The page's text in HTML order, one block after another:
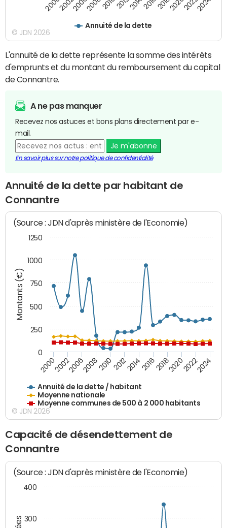
Annuité de la dette
2000200220062008 202020222024
© JDN 2026
L'annuité de la dette représente la somme des intérêts
d'emprunts et du montant du remboursement du capital
de Connantre.
A ne pas manquer
Recevez nos astuces et bons plans directement par e-
mail.
Je m'abonne
En savoir plus sur notre politique de confidentialité
Annuité de la dette par habitant de
Connantre
Montants (€)
(Source : JDN d'après ministère de l'Economie)
Annuité de la dette / habitant
Moyenne nationale
Moyenne communes de 500 à 2 000 habitants
200020022006200820102012201420162018202020222024
0
250
500
750
1000
1250
© JDN 2026
Capacité de désendettement de
Connantre
(Source : JDN d'après ministère de l'Economie)
300
400